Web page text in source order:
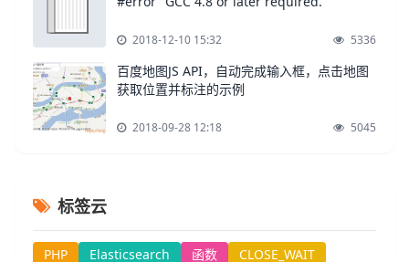
2018-12-10 15:32 5336
百度地图JS API，自动完成输入框，点击地图
获取位置并标注的示例
2018-09-28 12:18 5045
标签云
PHP Elasticsearch 函数
CLOSE_WAIT